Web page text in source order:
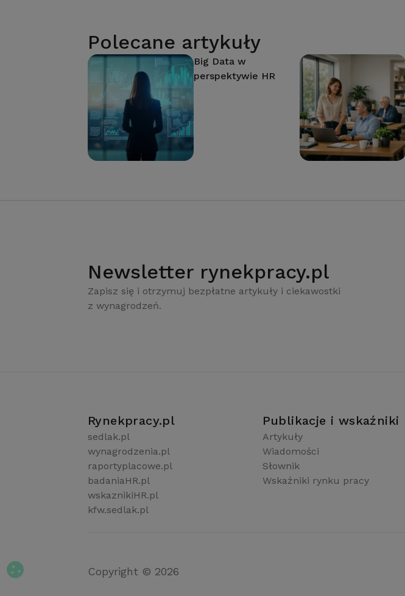
Polecane artykuły
Big Data w
perspektywie HR
Newsletter rynekpracy.pl
Zapisz się i otrzymuj bezpłatne artykuły i ciekawostki
z wynagrodzeń.
Rynekpracy.pl
sedlak.pl
wynagrodzenia.pl
raportyplacowe.pl
badaniaHR.pl
wskaznikiHR.pl
kfw.sedlak.pl
Publikacje i wskaźniki
Artykuły
Wiadomości
Słownik
Wskaźniki rynku pracy
Copyright © 2026